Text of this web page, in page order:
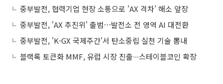
중부발전, 협력기업 현장 소통으로 'AX 격차' 해소 앞장
중부발전, 'AX 추진위' 출범⋯발전소 전 영역 AI 대전환
중부발전, 'K-GX 국제주간'서 탄소중립 실천 기술 뽐내
블랙록 토큰화 MMF, 유럽 시장 진출∙∙∙스테이블코인 확장